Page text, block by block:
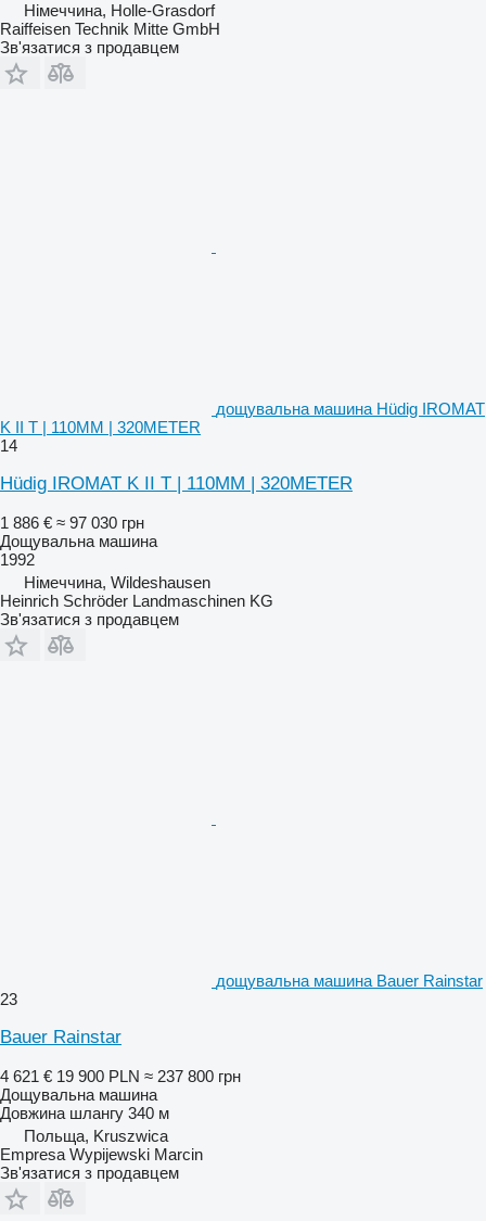
Німеччина, Holle-Grasdorf
Raiffeisen Technik Mitte GmbH
Зв'язатися з продавцем
дощувальна машина Hüdig IROMAT
K II T | 110MM | 320METER
14
Hüdig IROMAT K II T | 110MM | 320METER
1 886 € ≈ 97 030 грн
Дощувальна машина
1992
Німеччина, Wildeshausen
Heinrich Schröder Landmaschinen KG
Зв'язатися з продавцем
дощувальна машина Bauer Rainstar
23
Bauer Rainstar
4 621 € 19 900 PLN ≈ 237 800 грн
Дощувальна машина
Довжина шлангу 340 м
Польща, Kruszwica
Empresa Wypijewski Marcin
Зв'язатися з продавцем